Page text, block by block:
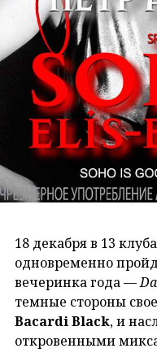
18 декабря в 13
одновременно
вечеринка года —
темные стороны
Bacardi Black, и
откровенными